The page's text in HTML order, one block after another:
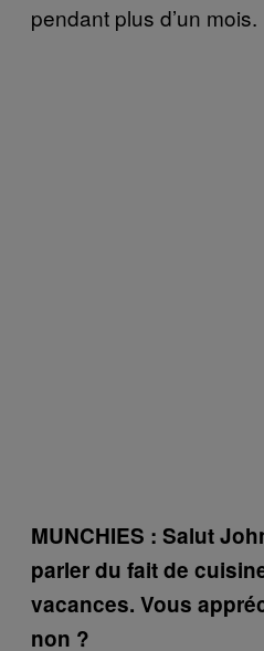
pendant plus d’un mois.
MUNCHIES : Salut
parler du fait de
vacances. Vous
non ?